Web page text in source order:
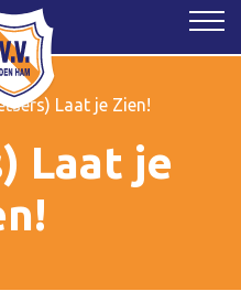
Laat je Zien!
Laat je